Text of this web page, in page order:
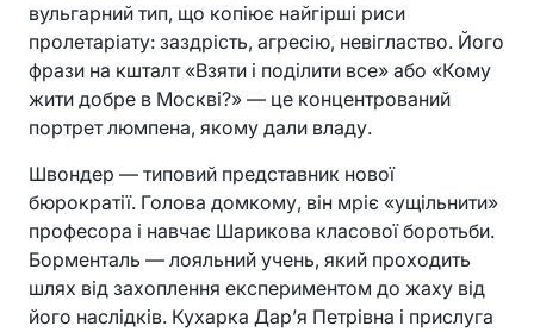
вульгарний тип, що копіює найгірші риси
пролетаріату: заздрість, агресію, невігластво. Його
фрази на кшталт «Взяти і поділити все» або «Кому
жити добре в Москві?» — це концентрований
портрет люмпена, якому дали владу.
Швондер — типовий представник нової
бюрократії. Голова домкому, він мріє «ущільнити»
професора і навчає Шарикова класової боротьби.
Борменталь — лояльний учень, який проходить
шлях від захоплення експериментом до жаху від
його наслідків. Кухарка Дар’я Петрівна і прислуга